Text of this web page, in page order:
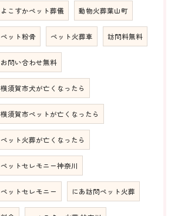
よこすかペット葬儀 動物火葬葉山町
ペット粉骨 ペット火葬車 訪問料無料
お問い合わせ無料
横須賀市犬が亡くなったら
横須賀市ペットが亡くなったら
ペット火葬が亡くなったら
ペットセレモニー神奈川
ペットセレモニー にあ訪問ペット火葬